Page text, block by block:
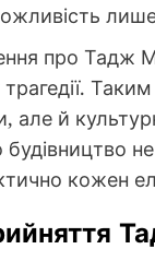
про Тадж
але й
будівництво
кожен